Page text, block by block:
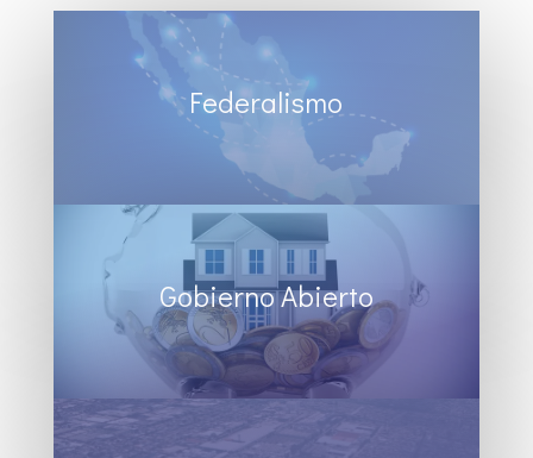
Federalismo
Gobierno Abierto